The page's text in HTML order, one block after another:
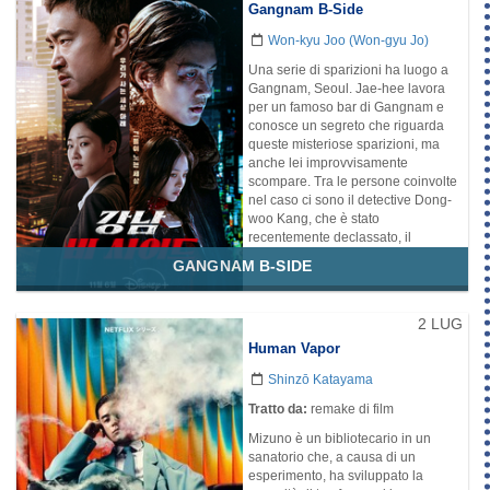
hanno entrambe dei segreti e
Nel frattempo Baek Dong-Hoon, un
procuratore serio e stimato dai suoi
colleghi che mantiene in ogni
circostanza la sua compostezza e
le sue convinzioni, scaverà nei
segreti di An Yoon-Soo e Mo Eun
mettendo a rischio il suo stesso
onore. Inoltre Jang...
Disponibilità:Netflix
Genere
Mistero
Thriller
Gangnam B-Side
Won-kyu Joo (Won-gyu Jo)
Una serie di sparizioni ha luogo a
Gangnam, Seoul. Jae-hee lavora
per un famoso bar di Gangnam e
conosce un segreto che riguarda
queste misteriose sparizioni, ma
anche lei improvvisamente
scompare. Tra le persone coinvolte
nel caso ci sono il detective Dong-
woo Kang, che è stato
recentemente declassato, il
Yoon, finito nella lista dei sospettati,
e il procuratore Seo-jin Min, che
Disponibilità:
Genere
Thriller
Azione
Mistero
GANGNAM B-SIDE
2 LUG
Human Vapor
Shinzō Katayama
Tratto da: remake di film
Mizuno è un bibliotecario in un
sanatorio che, a causa di un
esperimento, ha sviluppato la